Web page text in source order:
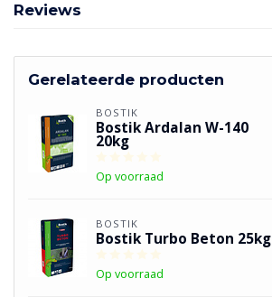
Reviews
Gerelateerde producten
BOSTIK
Bostik Ardalan W-140
20kg
Op voorraad
BOSTIK
Bostik Turbo Beton 25kg
Op voorraad